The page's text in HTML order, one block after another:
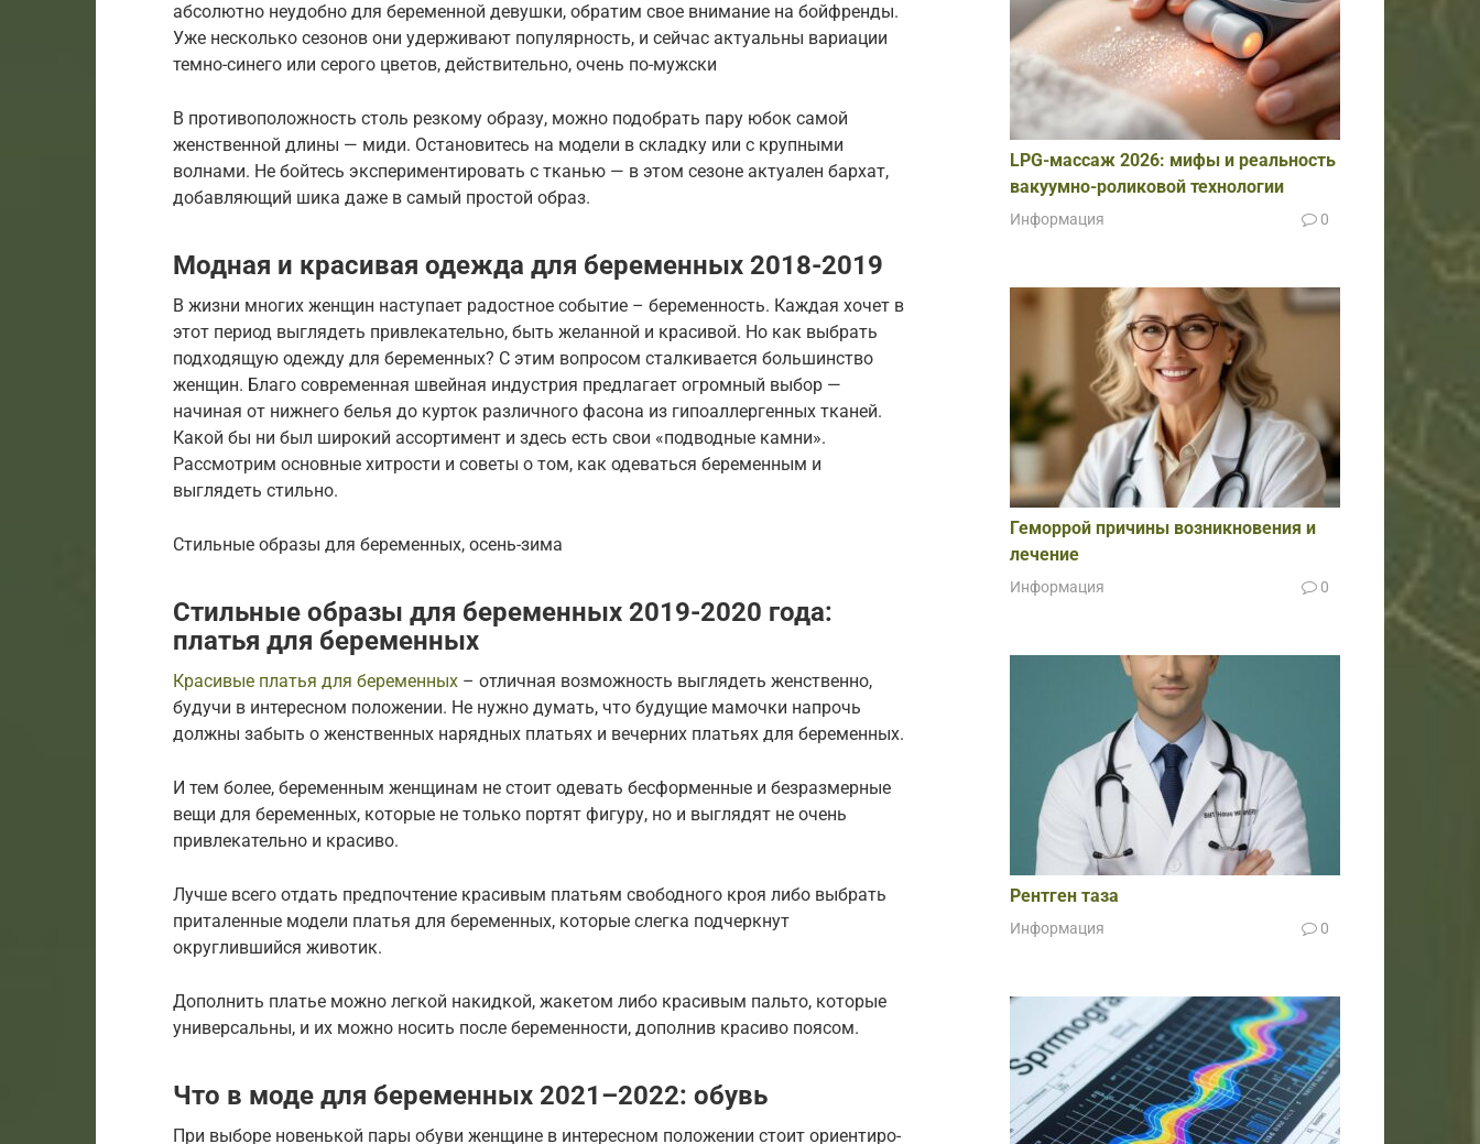
абсолютно неудобно для беременной девушки, обратим свое внимание на бойфренды.
Уже несколько сезонов они удерживают популярность, и сейчас актуальны вариации
темно-синего или серого цветов, действительно, очень по-мужски
В противоположность столь резкому образу, можно подобрать пару юбок самой
женственной длины — миди. Остановитесь на модели в складку или с крупными
волнами. Не бойтесь экспериментировать с тканью — в этом сезоне актуален бархат,
добавляющий шика даже в самый простой образ.
Модная и красивая одежда для беременных 2018-2019
В жизни многих женщин наступает радостное событие – беременность. Каждая хочет в
этот период выглядеть привлекательно, быть желанной и красивой. Но как выбрать
подходящую одежду для беременных? С этим вопросом сталкивается большинство
женщин. Благо современная швейная индустрия предлагает огромный выбор —
начиная от нижнего белья до курток различного фасона из гипоаллергенных тканей.
Какой бы ни был широкий ассортимент и здесь есть свои «подводные камни».
Рассмотрим основные хитрости и советы о том, как одеваться беременным и
выглядеть стильно.
Стильные образы для беременных, осень-зима
Стильные образы для беременных 2019-2020 года:
платья для беременных
Красивые платья для беременных – отличная возможность выглядеть женственно,
будучи в интересном положении. Не нужно думать, что будущие мамочки напрочь
должны забыть о женственных нарядных платьях и вечерних платьях для беременных.
И тем более, беременным женщинам не стоит одевать бесформенные и безразмерные
вещи для беременных, которые не только портят фигуру, но и выглядят не очень
привлекательно и красиво.
Лучше всего отдать предпочтение красивым платьям свободного кроя либо выбрать
приталенные модели платья для беременных, которые слегка подчеркнут
округлившийся животик.
Дополнить платье можно легкой накидкой, жакетом либо красивым пальто, которые
универсальны, и их можно носить после беременности, дополнив красиво поясом.
Что в моде для беременных 2021–2022: обувь
При выбо­ре новень­кой пары обу­ви жен­щине в инте­рес­ном поло­же­нии сто­ит ори­ен­ти­ро­
LPG-массаж 2026: мифы и реальность
вакуумно-роликовой технологии
Информация 0
Геморрой причины возникновения и
лечение
Информация 0
Рентген таза
Информация 0